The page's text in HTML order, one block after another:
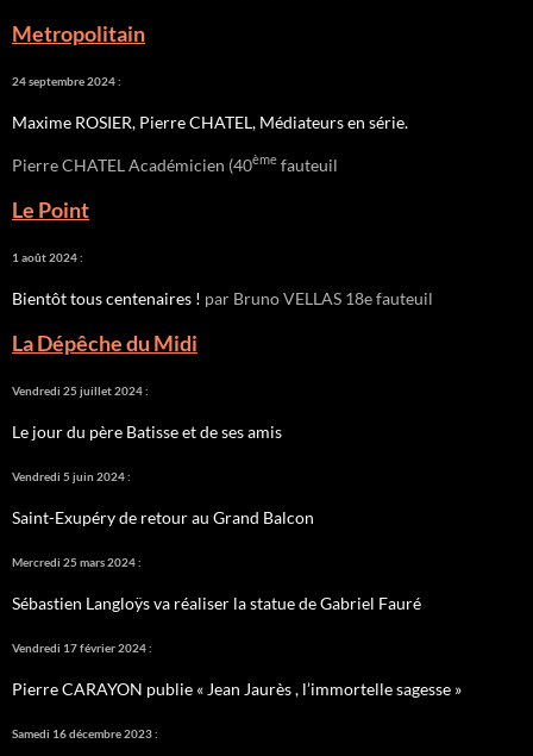
Metropolitain
24 septembre 2024 :
Maxime ROSIER, Pierre CHATEL, Médiateurs en série.
Pierre CHATEL Académicien (40ème fauteuil
Le Point
1 août 2024 :
Bientôt tous centenaires ! par Bruno VELLAS 18e fauteuil
La Dépêche du Midi
Vendredi 25 juillet 2024 :
Le jour du père Batisse et de ses amis
Vendredi 5 juin 2024 :
Saint-Exupéry de retour au Grand Balcon
Mercredi 25 mars 2024 :
Sébastien Langloÿs va réaliser la statue de Gabriel Fauré
Vendredi 17 février 2024 :
Pierre CARAYON publie « Jean Jaurès , l’immortelle sagesse »
Samedi 16 décembre 2023 :